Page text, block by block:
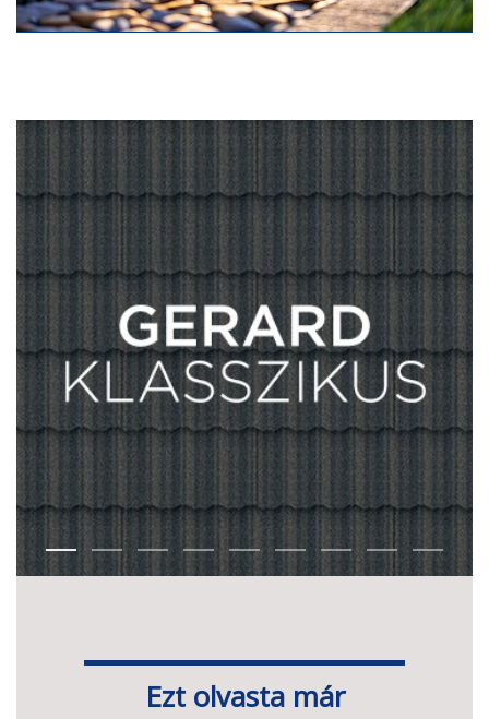
Ezt olvasta már